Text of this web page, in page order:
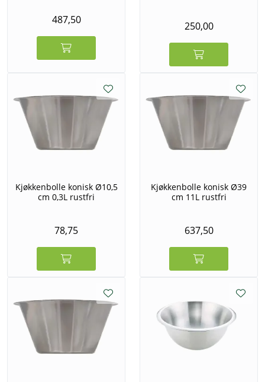
487,50
250,00
Kjøkkenbolle konisk Ø10,5
cm 0,3L rustfri
78,75
Kjøkkenbolle konisk Ø39
cm 11L rustfri
637,50